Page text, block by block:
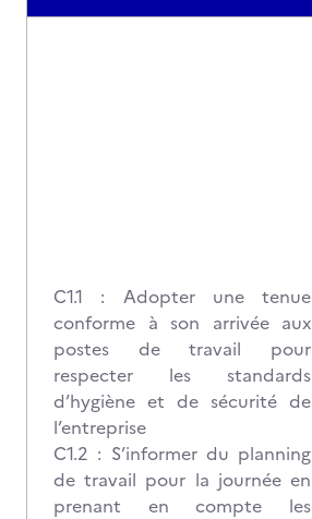
C1.1 : Adopter une tenue
conforme à son arrivée aux
postes de travail pour
respecter les standards
d’hygiène et de sécurité de
l’entreprise
C1.2 : S’informer du planning
de travail pour la journée en
prenant en compte les